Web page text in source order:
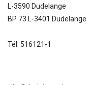
L-3590 Dudelange
BP 73 L-3401 Dudelange
Tél. 516121-1